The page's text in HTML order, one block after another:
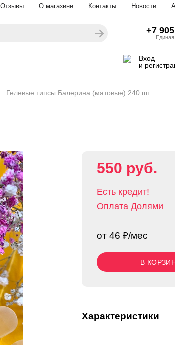
Отзывы О магазине Контакты Новости
+7
Вход
и
Гелевые типсы Балерина (матовые) 240 шт
550 руб.
Есть кредит!
Оплата Долями
от 46 ₽/мес
В
Характеристики